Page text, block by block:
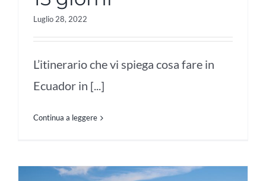
Luglio 28, 2022
L’itinerario che vi spiega cosa fare in
Ecuador in [...]
Continua a leggere